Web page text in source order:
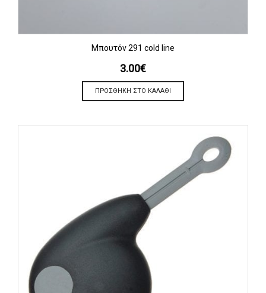
Μπουτόν 291 cold line
3.00€
ΠΡΟΣΘΉΚΗ ΣΤΟ ΚΑΛΆΘΙ